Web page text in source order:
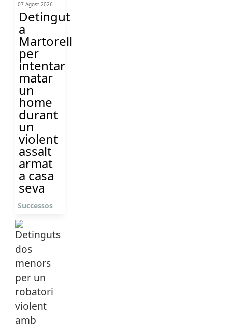
07 Agost 2026
Detingut
a
Martorell
per
intentar
matar
un
home
durant
un
violent
assalt
armat
a casa
seva
Successos